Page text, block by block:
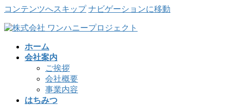
コンテンツへスキップ ナビゲーションに移動
ホーム
会社案内
ご挨拶
会社概要
事業内容
はちみつ